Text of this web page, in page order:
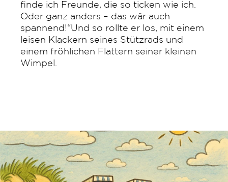
finde ich Freunde, die so ticken wie ich.
Oder ganz anders – das wär auch
spannend!“Und so rollte er los, mit einem
leisen Klackern seines Stützrads und
einem fröhlichen Flattern seiner kleinen
Wimpel.